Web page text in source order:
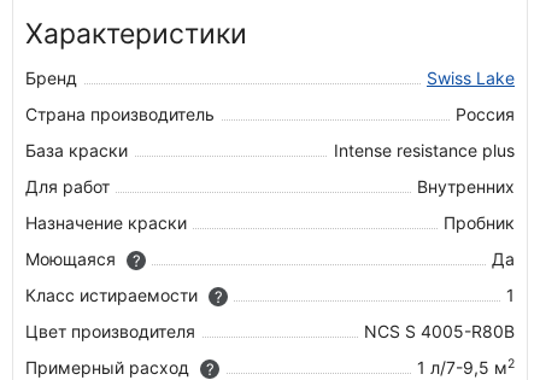
Характеристики
Бренд
Swiss Lake
Страна производитель
Россия
База краски
Intense resistance plus
Для работ
Внутренних
Назначение краски
Пробник
Моющаяся
?
Да
Класс истираемости
?
1
Цвет производителя
NCS S 4005-R80B
Примерный расход
? 1 л/7-9,5 м2